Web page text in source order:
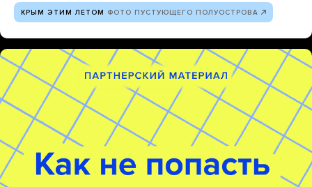
КРЫМ ЭТИМ ЛЕТОМ ФОТО ПУСТУЮЩЕГО ПОЛУОСТРОВА